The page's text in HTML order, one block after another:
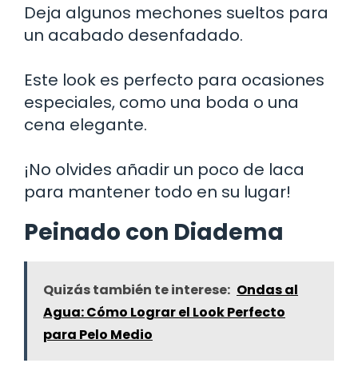
Deja algunos mechones sueltos para
un acabado desenfadado.
Este look es perfecto para ocasiones
especiales, como una boda o una
cena elegante.
¡No olvides añadir un poco de laca
para mantener todo en su lugar!
Peinado con Diadema
Quizás también te interese: Ondas al
Agua: Cómo Lograr el Look Perfecto
para Pelo Medio